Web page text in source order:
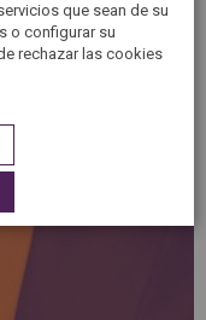
Aplicamos el
planchar para
de tus
que sean de su
o configurar su
rechazar las cookies